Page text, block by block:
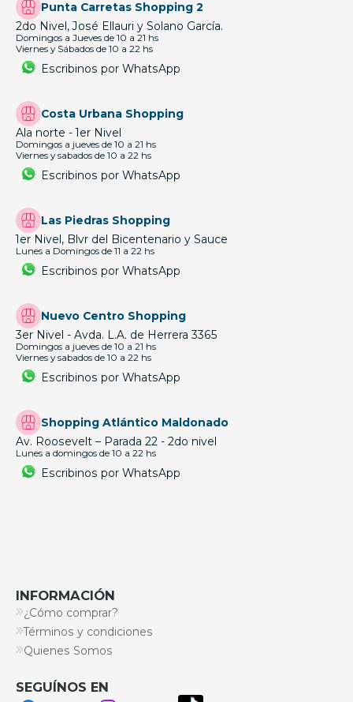
Punta Carretas Shopping 2
2do Nivel, José Ellauri y Solano García.
Domingos a Jueves de 10 a 21 hs
Viernes y Sábados de 10 a 22 hs
Escribinos por WhatsApp
Costa Urbana Shopping
Ala norte - 1er Nivel
Domingos a jueves de 10 a 21 hs
Viernes y sabados de 10 a 22 hs
Escribinos por WhatsApp
Las Piedras Shopping
1er Nivel, Blvr del Bicentenario y Sauce
Lunes a Domingos de 11 a 22 hs
Escribinos por WhatsApp
Nuevo Centro Shopping
3er Nivel - Avda. L.A. de Herrera 3365
Domingos a jueves de 10 a 21 hs
Viernes y sabados de 10 a 22 hs
Escribinos por WhatsApp
Shopping Atlántico Maldonado
Av. Roosevelt – Parada 22 - 2do nivel
Lunes a domingos de 10 a 22 hs
Escribinos por WhatsApp
INFORMACIÓN
¿Cómo comprar?
Términos y condiciones
Quienes Somos
SEGUÍNOS EN